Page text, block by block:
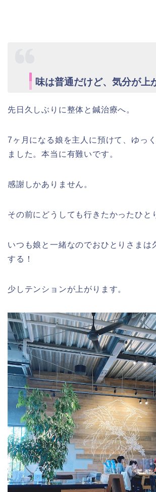
味は普通だけど、気分が上
先日久しぶりに整体と鍼治療へ。
7ヶ月になる娘を主人に預けて、ゆっ
ました。本当に有難いです。
感謝しかありません。
その前にどうしても行きたかったひと
いつも娘と一緒なのでおひとりさまは
する！
少しテンションが上がります。